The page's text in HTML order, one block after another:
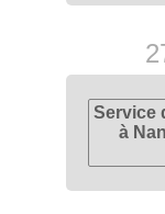
Service
à